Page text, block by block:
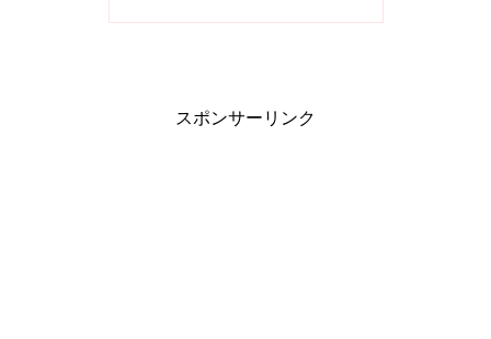
スポンサーリンク